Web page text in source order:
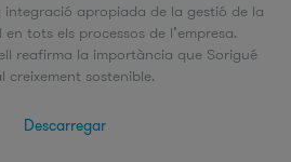
integració apropiada de la gestió de la
tots els processos de l’empresa.
reafirma la importància que Sorigué
creixement sostenible.
Descarregar